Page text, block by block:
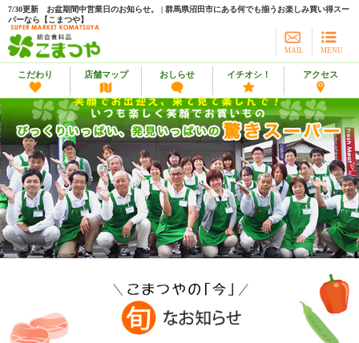
7/30更新 お盆期間中営業日のお知らせ。 | 群馬県沼田市にある何でも揃うお楽しみ買い得スー
パーなら【こまつや】
MENU
MAIL
こだわり 店舗マップ おしらせ イチオシ！ アクセス